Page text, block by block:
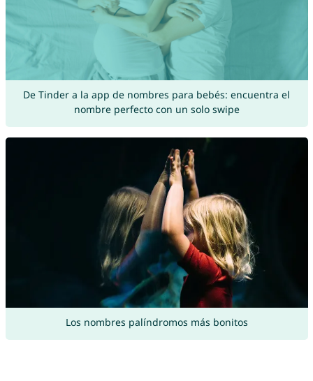
De Tinder a la app de nombres para bebés: encuentra el
nombre perfecto con un solo swipe
Los nombres palíndromos más bonitos